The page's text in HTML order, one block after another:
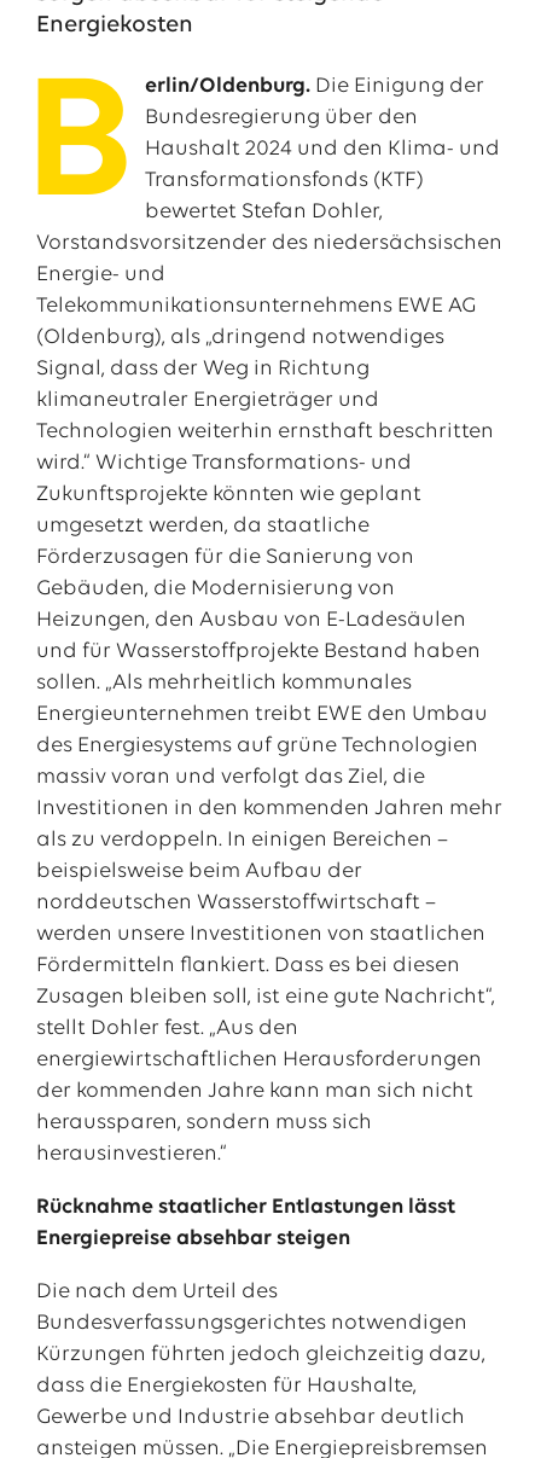
Energiekosten
B erlin/Oldenburg. Die Einigung der
Bundesregierung über den
Haushalt 2024 und den Klima- und
Transformationsfonds (KTF)
bewertet Stefan Dohler,
Vorstandsvorsitzender des niedersächsischen
Energie- und
Telekommunikationsunternehmens EWE AG
(Oldenburg), als „dringend notwendiges
Signal, dass der Weg in Richtung
klimaneutraler Energieträger und
Technologien weiterhin ernsthaft beschritten
wird.“ Wichtige Transformations- und
Zukunftsprojekte könnten wie geplant
umgesetzt werden, da staatliche
Förderzusagen für die Sanierung von
Gebäuden, die Modernisierung von
Heizungen, den Ausbau von E-Ladesäulen
und für Wasserstoffprojekte Bestand haben
sollen. „Als mehrheitlich kommunales
Energieunternehmen treibt EWE den Umbau
des Energiesystems auf grüne Technologien
massiv voran und verfolgt das Ziel, die
Investitionen in den kommenden Jahren mehr
als zu verdoppeln. In einigen Bereichen –
beispielsweise beim Aufbau der
norddeutschen Wasserstoffwirtschaft –
werden unsere Investitionen von staatlichen
Fördermitteln flankiert. Dass es bei diesen
Zusagen bleiben soll, ist eine gute Nachricht“,
stellt Dohler fest. „Aus den
energiewirtschaftlichen Herausforderungen
der kommenden Jahre kann man sich nicht
heraussparen, sondern muss sich
herausinvestieren.“
Rücknahme staatlicher Entlastungen lässt
Energiepreise absehbar steigen
Die nach dem Urteil des
Bundesverfassungsgerichtes notwendigen
Kürzungen führten jedoch gleichzeitig dazu,
dass die Energiekosten für Haushalte,
Gewerbe und Industrie absehbar deutlich
ansteigen müssen. „Die Energiepreisbremsen
Das EWE-Jobportal
Unsere neuesten Stellenangebote